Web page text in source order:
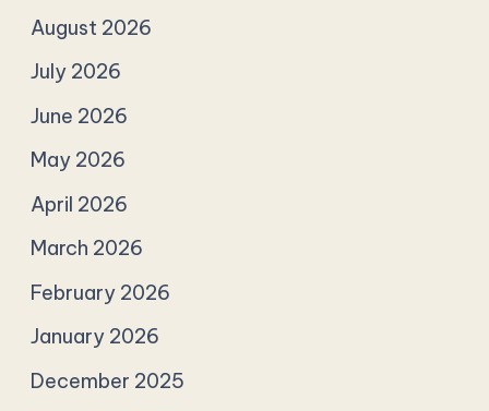
August 2026
July 2026
June 2026
May 2026
April 2026
March 2026
February 2026
January 2026
December 2025